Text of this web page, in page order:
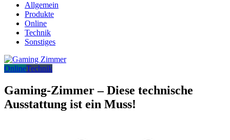
Allgemein
Produkte
Online
Technik
Sonstiges
OnlineTechnik
Gaming-Zimmer – Diese technische
Ausstattung ist ein Muss!